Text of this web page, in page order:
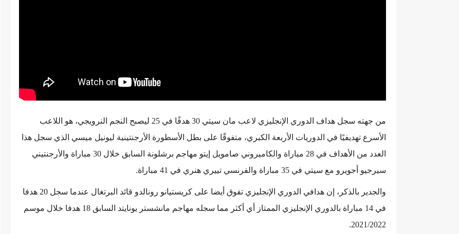
من جهته سجل هداف الدوري الإنجليزي لاعب مان سيتي 30 هدفًا في 25 ليصبح النجم النرويجي، هو اللاعب
الأسرع تهديفيًا في الدوريات الأربعة الكبري، متفوقًا على بطل الأسطورة الأرجنتينية ليونيل ميسي الذي سجل هذا
العدد من الأهداف في 28 مباراة والكاميروني صامويل إيتو مهاجم برشلونة السابق خلال 30 مباراة والأرجنتيني
سيرجيو أجويرو مع سيتي في 35 مباراة والفرنسي تييري هنري في 41 مباراة.
والجدير بالذكر، إن هدافي الدوري الإنجليزي تفوق أيضا على كريستيانو رونالدو قائد البرتغال عندما سجل 20 هدفا
في 14 مباراة بالدوري الإنجليزي الممتاز أي أكثر مما سجله مهاجم مانشستر يونايتد السابق 18 هدفا خلال موسم
2021/2022.